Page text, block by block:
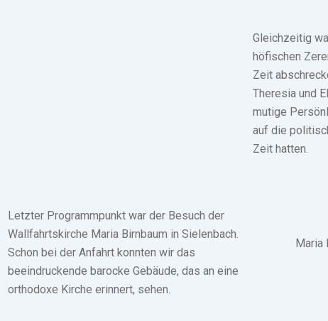
Gleichzeitig
höfischen
Zeit
Theresia und
mutige
auf die
Zeit hatten.
Maria
Letzter Programmpunkt war der Besuch der
Wallfahrtskirche Maria Birnbaum in Sielenbach.
Schon bei der Anfahrt konnten wir das
beeindruckende barocke Gebäude, das an eine
orthodoxe Kirche erinnert, sehen.